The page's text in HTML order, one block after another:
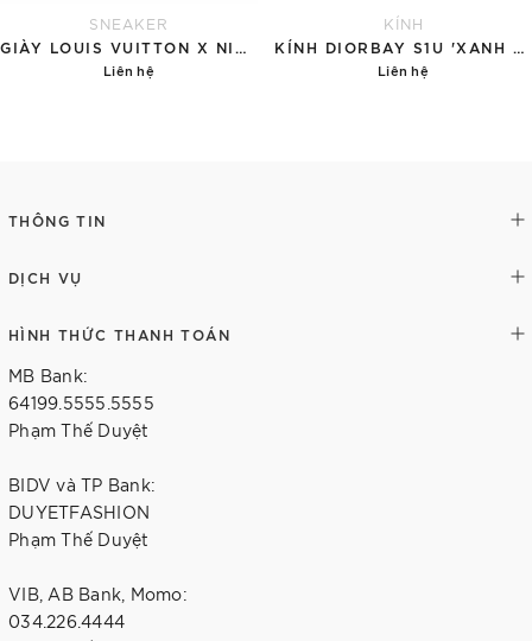
SNEAKER
Liên hệ
KÍNH
Liên hệ
THÔNG TIN
DỊCH VỤ
HÌNH THỨC THANH TOÁN
MB Bank:
64199.5555.5555
Phạm Thế Duyệt
BIDV và TP Bank:
DUYETFASHION
Phạm Thế Duyệt
VIB, AB Bank, Momo:
034.226.4444